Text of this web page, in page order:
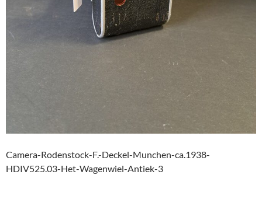
Camera-Rodenstock-F.-Deckel-Munchen-ca.1938-
HDIV525.03-Het-Wagenwiel-Antiek-3